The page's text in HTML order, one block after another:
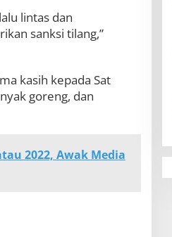
lintas dan
sanksi tilang,”
kasih kepada Sat
goreng, dan
2022, Awak Media